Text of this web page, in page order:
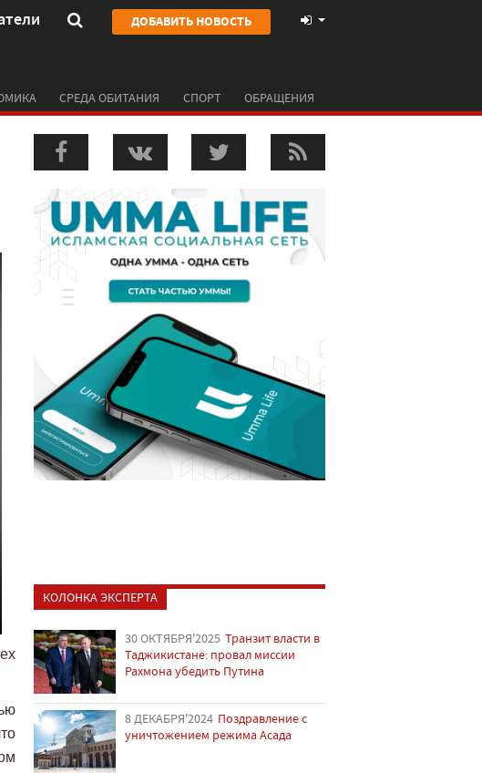
ДОБАВИТЬ НОВОСТЬ
СРЕДА ОБИТАНИЯ СПОРТ ОБРАЩЕНИЯ
КОЛОНКА ЭКСПЕРТА
30 ОКТЯБРЯ'2025 Транзит власти в
Таджикистане: провал миссии
Рахмона убедить Путина
8 ДЕКАБРЯ'2024 Поздравление с
уничтожением режима Асада